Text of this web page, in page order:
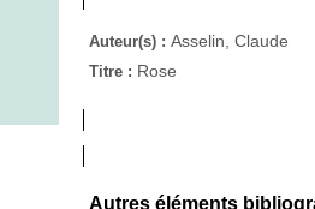
Auteur(s) : Asselin, Claude
Titre : Rose
Autres éléments